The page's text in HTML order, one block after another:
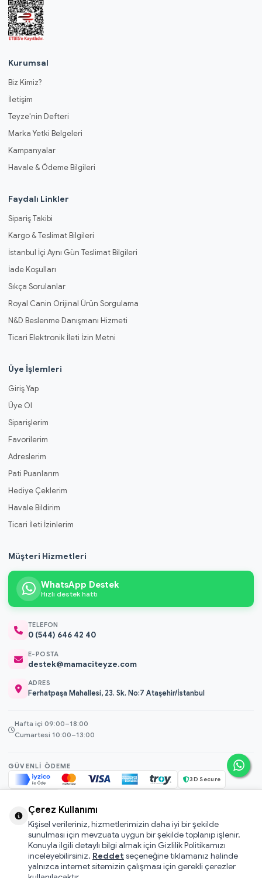
Kurumsal
Biz Kimiz?
İletişim
Teyze'nin Defteri
Marka Yetki Belgeleri
Kampanyalar
Havale & Ödeme Bilgileri
Faydalı Linkler
Sipariş Takibi
Kargo & Teslimat Bilgileri
İstanbul İçi Aynı Gün Teslimat Bilgileri
İade Koşulları
Sıkça Sorulanlar
Royal Canin Orijinal Ürün Sorgulama
N&D Beslenme Danışmanı Hizmeti
Ticari Elektronik İleti İzin Metni
Üye İşlemleri
Giriş Yap
Üye Ol
Siparişlerim
Favorilerim
Adreslerim
Pati Puanlarım
Hediye Çeklerim
Havale Bildirim
Ticari İleti İzinlerim
Müşteri Hizmetleri
WhatsApp Destek
Hızlı destek hattı
TELEFON
0 (544) 646 42 40
E-POSTA
destek@mamaciteyze.com
ADRES
Ferhatpaşa Mahallesi, 23. Sk. No:7 Ataşehir/İstanbul
Hafta içi 09:00–18:00
Cumartesi 10:00–13:00
GÜVENLI ÖDEME
3D Secure
© 2026 Mamacı Teyze · Nurşen ve ekibi ile birlikte ile hazırlandı.
Mesafeli Satış Sözleşmesi
Pati Puan Kazanma Koşulları
Gizlilik ve Çerez Politikası
Çerez Kullanımı
Kişisel verileriniz, hizmetlerimizin daha iyi bir şekilde
sunulması için mevzuata uygun bir şekilde toplanıp işlenir.
Konuyla ilgili detaylı bilgi almak için Gizlilik Politikamızı
inceleyebilirsiniz. Reddet seçeneğine tıklamanız halinde
yalnızca internet sitemizin çalışması için gerekli çerezler